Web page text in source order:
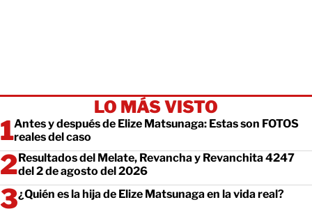
LO MÁS VISTO
Antes y después de Elize Matsunaga: Estas son FOTOS
reales del caso
Resultados del Melate, Revancha y Revanchita 4247
del 2 de agosto del 2026
¿Quién es la hija de Elize Matsunaga en la vida real?